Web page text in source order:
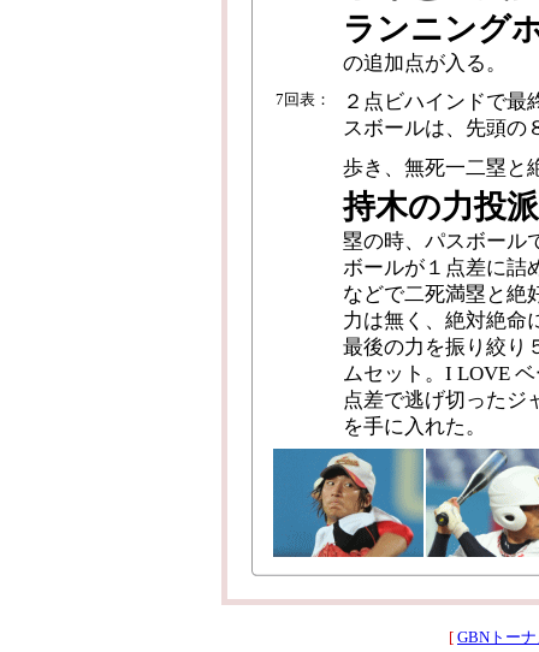
ランニング
の追加点が入る。
7回表：
２点ビハインドで最
スボールは、先頭の
歩き、無死一二塁と
持木の力投
塁の時、パスボール
ボールが１点差に詰
などで二死満塁と絶
力は無く、絶対絶命
最後の力を振り絞り
ムセット。I LOVE
点差で逃げ切ったジ
を手に入れた。
[ GBNトー